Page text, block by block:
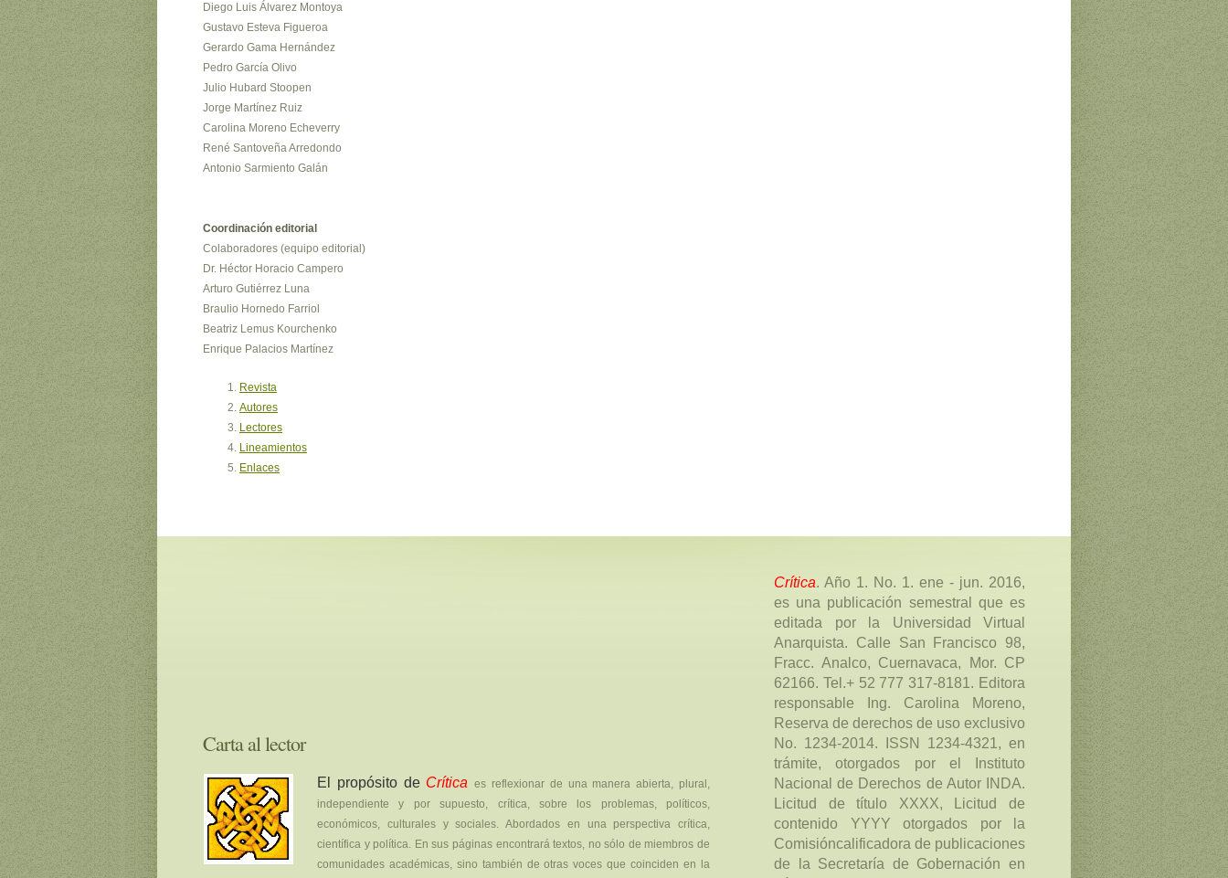
Diego Luis Álvarez Montoya
Gustavo Esteva Figueroa
Gerardo Gama Hernández
Pedro García Olivo
Julio Hubard Stoopen
Jorge Martínez Ruiz
Carolina Moreno Echeverry
René Santoveña Arredondo
Antonio Sarmiento Galán
Coordinación editorial
Colaboradores (equipo editorial)
Dr. Héctor Horacio Campero
Arturo Gutiérrez Luna
Braulio Hornedo Farriol
Beatriz Lemus Kourchenko
Enrique Palacios Martínez
Revista
Autores
Lectores
Lineamientos
Enlaces
Carta al lector
El propósito de Críticaes reflexionar de una manera abierta, plural,
independiente y por supuesto, crítica, sobre los problemas, políticos,
económicos, culturales y sociales. Abordados en una perspectiva crítica,
científica y política. En sus páginas encontrará textos, no sólo de miembros de
comunidades académicas, sino también de otras voces que coinciden en la
Crítica. Año 1. No. 1. ene - jun. 2016,
es una publicación semestral que es
editada por la Universidad Virtual
Anarquista. Calle San Francisco 98,
Fracc. Analco, Cuernavaca, Mor. CP
62166. Tel.+ 52 777 317-8181. Editora
responsable Ing. Carolina Moreno,
Reserva de derechos de uso exclusivo
No. 1234-2014. ISSN 1234-4321, en
trámite, otorgados por el Instituto
Nacional de Derechos de Autor INDA.
Licitud de título XXXX, Licitud de
contenido YYYY otorgados por la
Comisióncalificadora de publicaciones
de la Secretaría de Gobernación en